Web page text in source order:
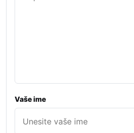
Vaše ime